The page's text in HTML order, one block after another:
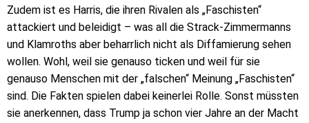
Zudem ist es Harris, die ihren Rivalen als „Faschisten“
attackiert und beleidigt – was all die Strack-Zimmermanns
und Klamroths aber beharrlich nicht als Diffamierung sehen
wollen. Wohl, weil sie genauso ticken und weil für sie
genauso Menschen mit der „falschen“ Meinung „Faschisten“
sind. Die Fakten spielen dabei keinerlei Rolle. Sonst müssten
sie anerkennen, dass Trump ja schon vier Jahre an der Macht